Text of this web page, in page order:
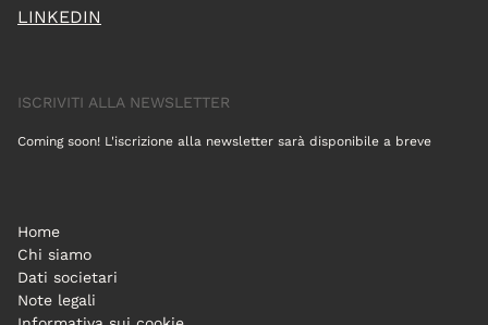
LINKEDIN
ISCRIVITI ALLA NEWSLETTER
Coming soon! L'iscrizione alla newsletter sarà disponibile a breve
Home
Chi siamo
Dati societari
Note legali